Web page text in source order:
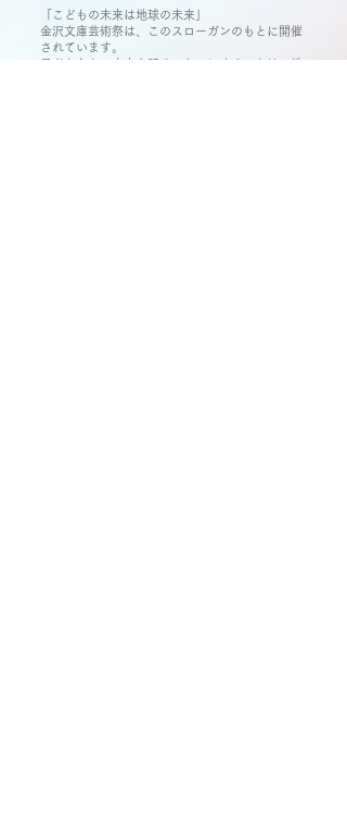
「こどもの未来は地球の未来」
金沢文庫芸術祭は、このスローガンのもとに開催
されています。
子どもたちの未来を明るいものにすることは、地